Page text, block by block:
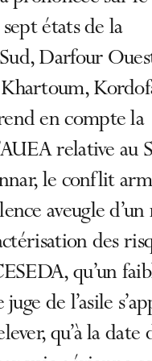
états de la
Darfour
en compte la
relative au
le conflit
aveugle d’un
des
qu’un
de l’asile
qu’à la date